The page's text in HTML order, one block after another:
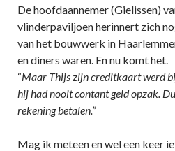
De hoofdaannemer (Gielissen)
vlinderpaviljoen herinnert zich
van het bouwwerk in
en diners waren. En nu komt het.
“Maar Thijs zijn creditkaart werd
hij had nooit contant geld opzak.
rekening betalen.”
Mag ik meteen en wel een keer